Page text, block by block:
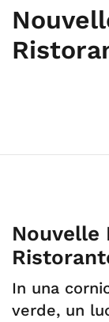
Nouvelle
In una
verde, un